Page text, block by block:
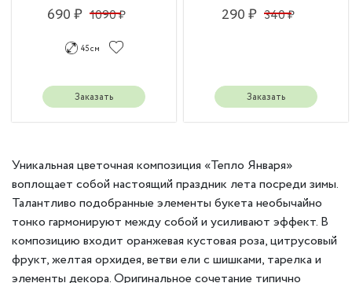
690 ₽ 1090 ₽
45 см
Заказать
290 ₽ 340 ₽
Заказать
Уникальная цветочная композиция «Тепло Января»
воплощает собой настоящий праздник лета посреди зимы.
Талантливо подобранные элементы букета необычайно
тонко гармонируют между собой и усиливают эффект. В
композицию входит оранжевая кустовая роза, цитрусовый
фрукт, желтая орхидея, ветви ели с шишками, тарелка и
элементы декора. Оригинальное сочетание типично